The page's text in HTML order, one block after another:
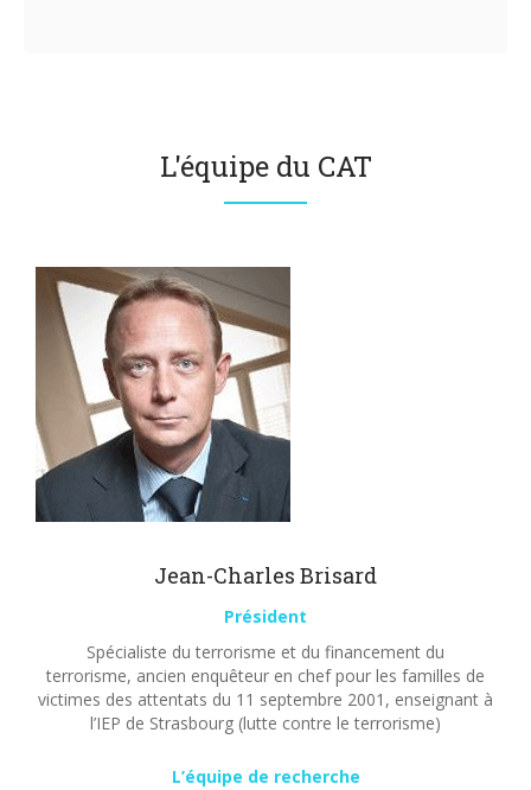
L'équipe du CAT
Jean-Charles Brisard
Président
Spécialiste du terrorisme et du financement du
terrorisme, ancien enquêteur en chef pour les familles de
victimes des attentats du 11 septembre 2001, enseignant à
l’IEP de Strasbourg (lutte contre le terrorisme)
L’équipe de recherche